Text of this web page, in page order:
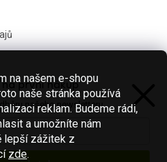
na našem e-shopu
naše stránka používá
reklam. Budeme rádi,
a umožníte nám
lepší zážitek z
zde.
/0 KČ
na první nákup
našeho newsletteru.